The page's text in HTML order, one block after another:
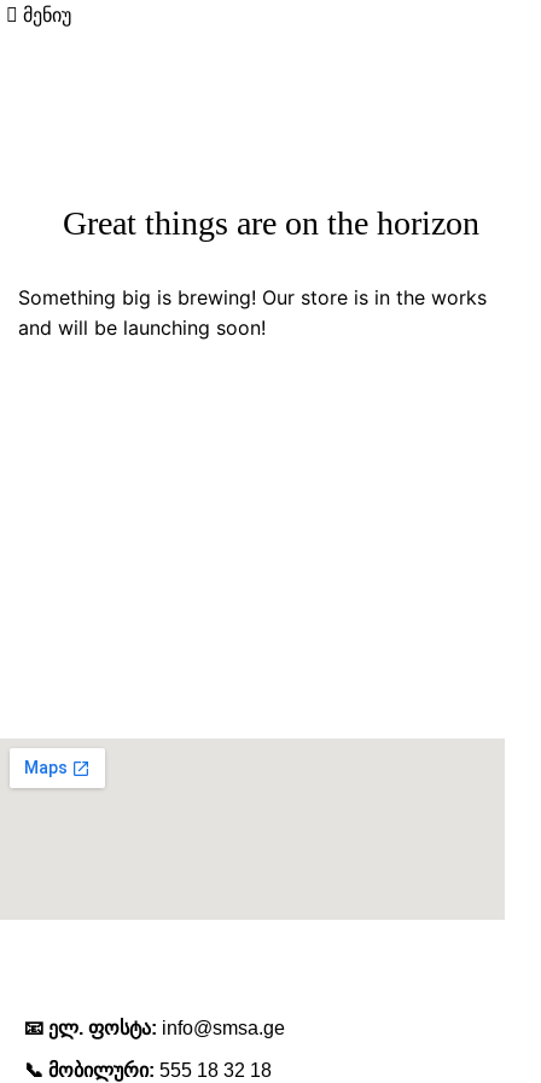
მენიუ
Great things are on the horizon
Something big is brewing! Our store is in the works
and will be launching soon!
📧 ელ. ფოსტა: info@smsa.ge
📞 მობილური: 555 18 32 18